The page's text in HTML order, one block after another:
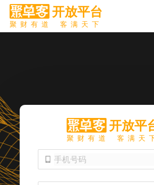
开放平台
聚财有道 客满天下
开放平
聚财有道 客满天